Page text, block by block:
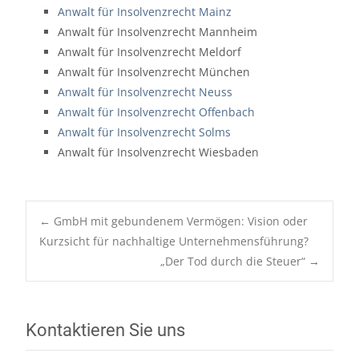
Anwalt für Insolvenzrecht Mainz
Anwalt für Insolvenzrecht Mannheim
Anwalt für Insolvenzrecht Meldorf
Anwalt für Insolvenzrecht München
Anwalt für Insolvenzrecht Neuss
Anwalt für Insolvenzrecht Offenbach
Anwalt für Insolvenzrecht Solms
Anwalt für Insolvenzrecht Wiesbaden
Post
navigation
← GmbH mit gebundenem Vermögen: Vision oder
Kurzsicht für nachhaltige Unternehmensführung?
„Der Tod durch die Steuer“ →
Kontaktieren Sie uns